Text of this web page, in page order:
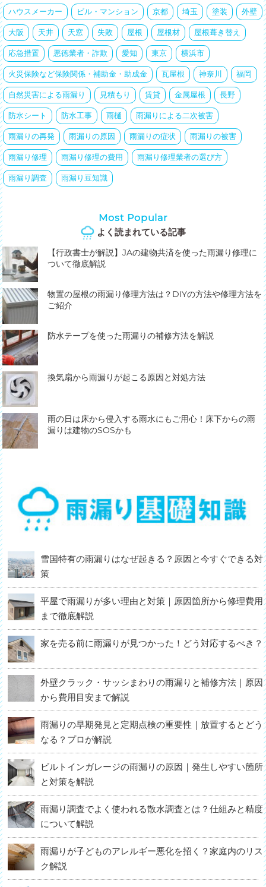
ハウスメーカー ビル・マンション 京都 埼玉 塗装 外壁
大阪 天井 天窓 失敗 屋根 屋根材 屋根葺き替え
応急措置 悪徳業者・詐欺 愛知 東京 横浜市
火災保険など保険関係・補助金・助成金 瓦屋根 神奈川 福岡
自然災害による雨漏り 見積もり 賃貸 金属屋根 長野
防水シート 防水工事 雨樋 雨漏りによる二次被害
雨漏りの再発 雨漏りの原因 雨漏りの症状 雨漏りの被害
雨漏り修理 雨漏り修理の費用 雨漏り修理業者の選び方
雨漏り調査 雨漏り豆知識
よく読まれている記事
Most Popular
【行政書士が解説】JAの建物共済を使った雨漏り修理に
ついて徹底解説
物置の屋根の雨漏り修理方法は？DIYの方法や修理方法を
ご紹介
防水テープを使った雨漏りの補修方法を解説
換気扇から雨漏りが起こる原因と対処方法
雨の日は床から侵入する雨水にもご用心！床下からの雨
漏りは建物のSOSかも
雪国特有の雨漏りはなぜ起きる？原因と今すぐできる対
策
平屋で雨漏りが多い理由と対策｜原因箇所から修理費用
まで徹底解説
家を売る前に雨漏りが見つかった！どう対応するべき？
外壁クラック・サッシまわりの雨漏りと補修方法｜原因
から費用目安まで解説
雨漏りの早期発見と定期点検の重要性｜放置するとどう
なる？プロが解説
ビルトインガレージの雨漏りの原因｜発生しやすい箇所
と対策を解説
雨漏り調査でよく使われる散水調査とは？仕組みと精度
について解説
雨漏りが子どものアレルギー悪化を招く？家庭内のリス
ク解説